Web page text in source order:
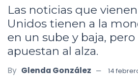
Las noticias que
Unidos tienen a la
en un sube y baja,
apuestan al alza.
By Glenda González
14